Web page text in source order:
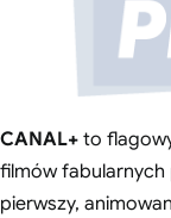
CANAL+to
filmów fabularnych
pierwszy,